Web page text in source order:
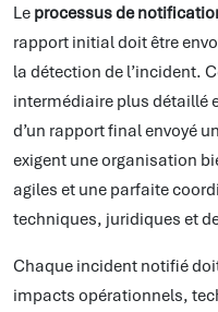
Le processus de
rapport initial doit être
la détection de l’incident.
intermédiaire plus détaillé
d’un rapport final envoyé
exigent une organisation
agiles et une parfaite
techniques, juridiques et
Chaque incident notifié
impacts opérationnels,